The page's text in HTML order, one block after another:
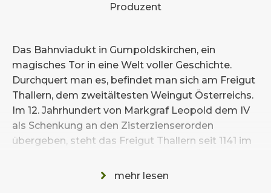
Produzent
Das Bahnviadukt in Gumpoldskirchen, ein
magisches Tor in eine Welt voller Geschichte.
Durchquert man es, befindet man sich am Freigut
Thallern, dem zweitältesten Weingut Österreichs.
Im 12. Jahrhundert von Markgraf Leopold dem IV
als Schenkung an den Zisterzienserorden
übergeben, steht das Freigut Thallern seit 1141 im
bewirtschaftet. Insgesamt 30 Hektar, gelegen in
mehr lesen